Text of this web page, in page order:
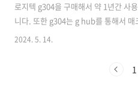
로지텍 g304을 구매해서 약 1년간 사
니다. 또한 g304는 g hub를 통해서
G-시프트 기능이 가능한 제품으로 사
LIGHTSPEED 무선 게이밍 마우스
2024. 5. 14.
1